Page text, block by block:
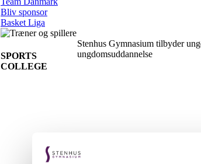
Bliv sponsor
Basket Liga
SPORTS
COLLEGE
Stenhus Gymnasium tilbyder
ungdomsuddannelse